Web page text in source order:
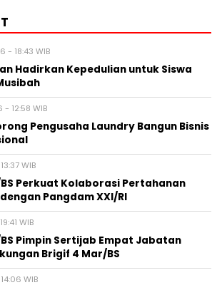
- 18:43 WIB
Hadirkan Kepedulian untuk Siswa
12:58 WIB
Pengusaha Laundry Bangun Bisnis
WIB
Perkuat Kolaborasi Pertahanan
Pangdam XXI/RI
WIB
Pimpin Sertijab Empat Jabatan
Brigif 4 Mar/BS
WIB